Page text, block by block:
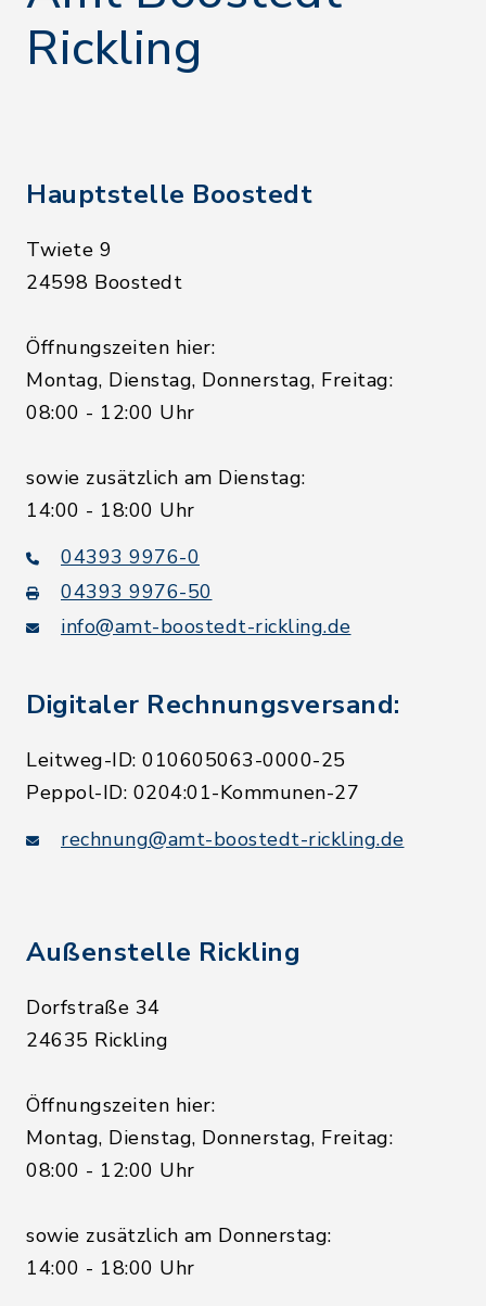
Rickling
Hauptstelle Boostedt
Twiete 9
24598 Boostedt
Öffnungszeiten hier:
Montag, Dienstag, Donnerstag, Freitag:
08:00 - 12:00 Uhr
sowie zusätzlich am Dienstag:
14:00 - 18:00 Uhr
04393 9976-0
04393 9976-50
info@amt-boostedt-rickling.de
Digitaler Rechnungsversand:
Leitweg-ID: 010605063-0000-25
Peppol-ID: 0204:01-Kommunen-27
rechnung@amt-boostedt-rickling.de
Außenstelle Rickling
Dorfstraße 34
24635 Rickling
Öffnungszeiten hier:
Montag, Dienstag, Donnerstag, Freitag:
08:00 - 12:00 Uhr
sowie zusätzlich am Donnerstag:
14:00 - 18:00 Uhr